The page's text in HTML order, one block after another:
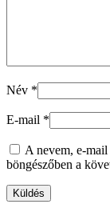
Név *
E-mail *
A nevem, e-
böngészőben a